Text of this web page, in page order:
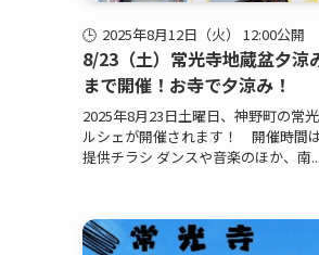
2025年8月12日（火） 12:00公開
8/23（土）常光寺地蔵盆夕涼
まで開催！お寺で夕涼み！
2025年8月23日土曜日、神野町の常
ルシェが開催されます！ 開催時間
提供チラシ ダンスや音楽のほか、南...